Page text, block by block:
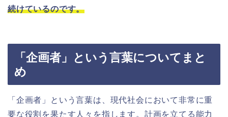
続けているのです。
「企画者」という言葉についてまと
め
「企画者」という言葉は、現代社会において非常に重
要な役割を果たす人々を指します。計画を立てる能力